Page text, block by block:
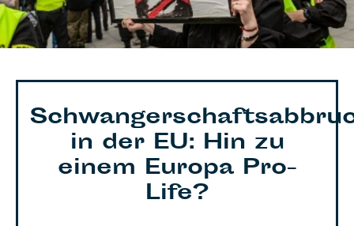
in der EU: Hin zu
einem Europa Pro-
Life?